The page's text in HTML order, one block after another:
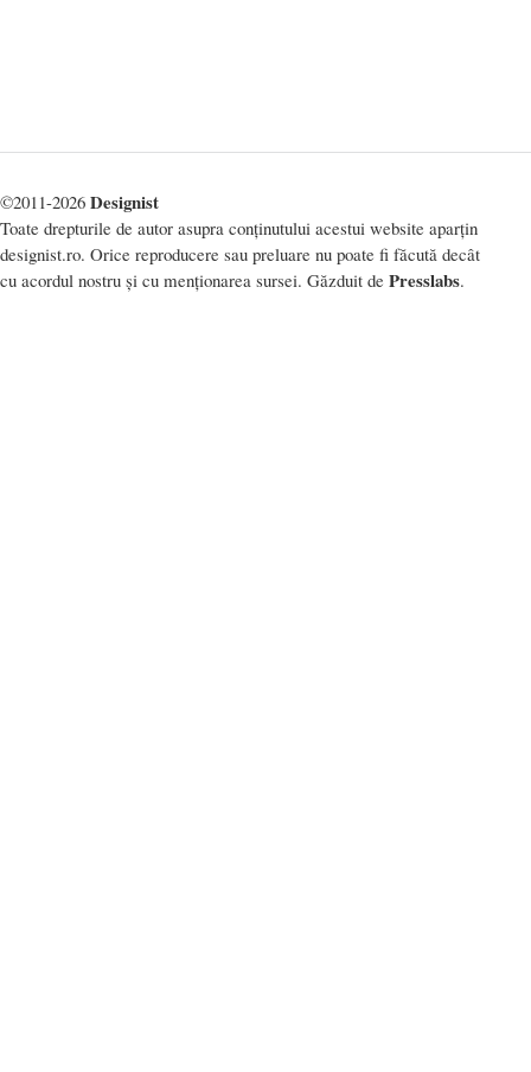
©2011-2026 Designist
Toate drepturile de autor asupra conținutului acestui website aparțin
designist.ro. Orice reproducere sau preluare nu poate fi făcută decât
cu acordul nostru și cu menționarea sursei. Găzduit de Presslabs.